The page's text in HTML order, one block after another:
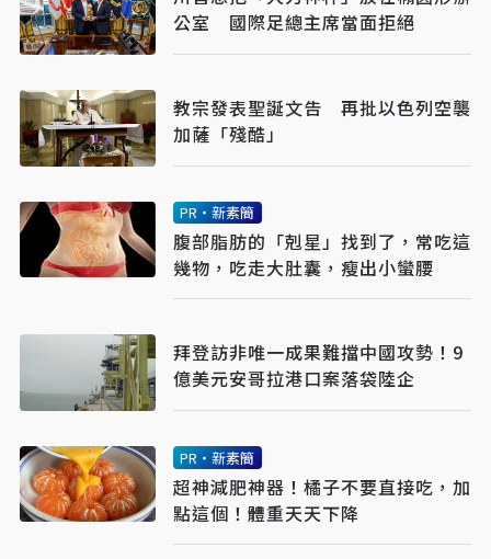
公室 國際足總主席當面拒絕
教宗發表聖誕文告 再批以色列空襲
加薩「殘酷」
PR・新素簡
腹部脂肪的「剋星」找到了，常吃這
幾物，吃走大肚囊，瘦出小蠻腰
拜登訪非唯一成果難擋中國攻勢！9
億美元安哥拉港口案落袋陸企
PR・新素簡
超神減肥神器！橘子不要直接吃，加
點這個！體重天天下降